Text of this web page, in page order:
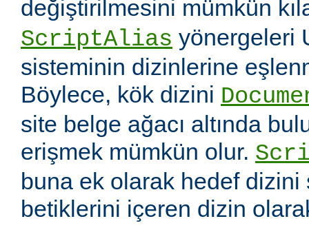
değiştirilmesini mümkün
ScriptAlias yönergeleri
sisteminin dizinlerine
Böylece, kök dizini
site belge ağacı altında
erişmek mümkün olur.
buna ek olarak hedef dizini
betiklerini içeren dizin